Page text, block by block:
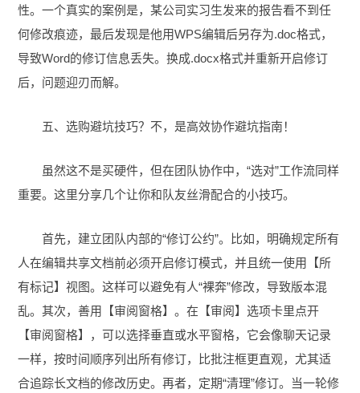
性。一个真实的案例是，某公司实习生发来的报告看不到任
何修改痕迹，最后发现是他用WPS编辑后另存为.doc格式，
导致Word的修订信息丢失。换成.docx格式并重新开启修订
后，问题迎刃而解。
五、选购避坑技巧？不，是高效协作避坑指南！
虽然这不是买硬件，但在团队协作中，“选对”工作流同样
重要。这里分享几个让你和队友丝滑配合的小技巧。
首先，建立团队内部的“修订公约”。比如，明确规定所有
人在编辑共享文档前必须开启修订模式，并且统一使用【所
有标记】视图。这样可以避免有人“裸奔”修改，导致版本混
乱。其次，善用【审阅窗格】。在【审阅】选项卡里点开
【审阅窗格】，可以选择垂直或水平窗格，它会像聊天记录
一样，按时间顺序列出所有修订，比批注框更直观，尤其适
合追踪长文档的修改历史。再者，定期“清理”修订。当一轮修